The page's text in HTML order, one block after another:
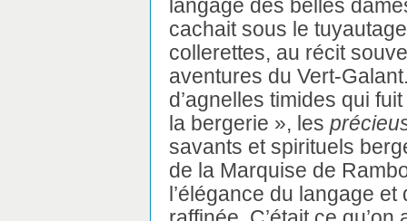
langage des belles
cachait sous le
collerettes, au récit
aventures du Vert-
d’agnelles timides qui
la bergerie », les
savants et spirituels
de la Marquise de
l’élégance du langage